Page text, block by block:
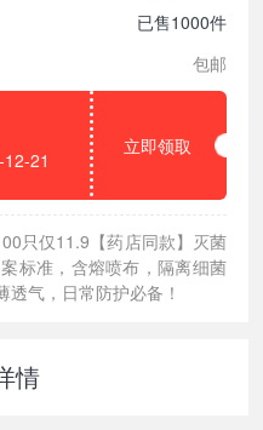
已售1000件
包邮
21
立即领取
只仅11.9【药店同款】灭菌
标准，含熔喷布，隔离细菌
气，日常防护必备！
情